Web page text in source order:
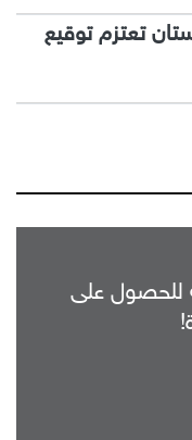
تعتزم توقيع
للحصول على